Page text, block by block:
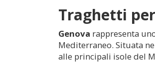
Traghetti per
Genova rappresenta
Mediterraneo. Situata
alle principali isole del